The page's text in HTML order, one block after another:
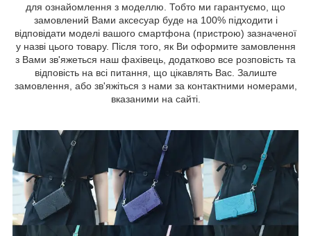
для ознайомлення з моделлю. Тобто ми гарантуємо, що
замовлений Вами аксесуар буде на 100% підходити і
відповідати моделі вашого смартфона (пристрою) зазначеної
у назві цього товару. Після того, як Ви оформите замовлення
з Вами зв'яжеться наш фахівець, додатково все розповість та
відповість на всі питання, що цікавлять Вас. Залиште
замовлення, або зв'яжіться з нами за контактними номерами,
вказаними на сайті.